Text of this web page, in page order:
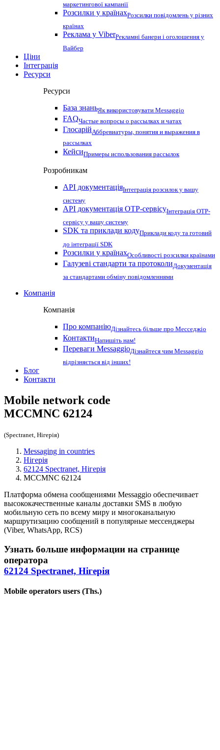
маркетингової кампанії
Розсилки у країнахРозсилки повідомлень у різних
країнах
Реклама у ViberРекламні банери і оголошення у
Вайбер
Ціни
Інтеграція
Ресурси
Ресурси
База знаньЯк використовувати Messaggio
FAQЧастые вопросы о рассылках и чатах
ГлосарійАббревиатуры, понятия и выражения в
рассылках
КейсиПримеры использования рассылок
Розробникам
API документаціяІнтеграція розсилок у вашу
систему
API документація OTP-сервісуІнтеграція OTP-
сервісу у вашу систему
SDK та приклади кодуПриклади коду та готовий
до інтеграції SDK
Розсилки у країнахОсобливості розсилки країнами
Галузеві стандарти та протоколиДокументація
за стандартами обміну повідомленнями
Компанія
Компанія
Про компаніюДізнайтесь більше про Месседжіо
КонтактиНапишіть нам!
Переваги MessaggioДізнайтеся чим Messaggio
відрізняється від інших!
Блог
Контакти
Mobile network code
MCCMNC 62124
(Spectranet, Нігерія)
Messaging in countries
Нігерія
62124 Spectranet, Нігерія
MCCMNC 62124
Платформа обмена сообщениями Messaggio обеспечивает
высококачественные каналы доставки SMS в любую
мобильную сеть по всему миру и многоканальную
маршрутизацию сообщений в популярные мессенджеры
(Viber, WhatsApp, RCS)
Узнать больше информации на странице
оператора
62124 Spectranet, Нігерія
Mobile operators users (Ths.)